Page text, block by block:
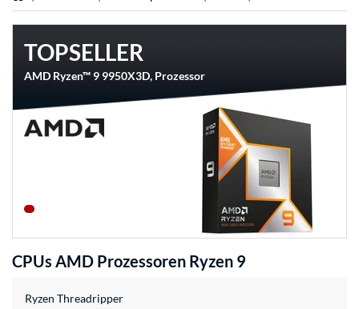
TOPSELLER
AMD Ryzen™ 9 9950X3D, Prozessor
CPUs AMD Prozessoren Ryzen 9
Ryzen Threadripper